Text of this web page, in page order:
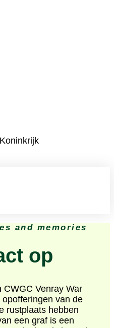
and memories
op
CWGC Venray War
van de
rustplaats hebben
een graf is een